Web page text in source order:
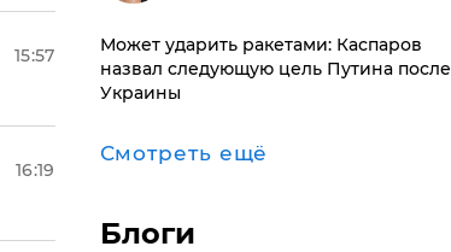
15:57
16:19
Может ударить ракетами: Каспаров
назвал следующую цель Путина после
Украины
Смотреть ещё
Блоги